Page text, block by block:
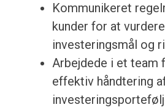
Kommunikeret
kunder for at
investeringsmål og
Arbejdede i et team
effektiv håndtering